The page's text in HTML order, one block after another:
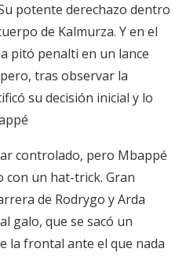
potente derechazo dentro
de Kalmurza. Y en el
pitó penalti en un lance
tras observar la
su decisión inicial y lo
controlado, pero Mbappé
con un hat-trick. Gran
de Rodrygo y Arda
galo, que se sacó un
la frontal ante el que nada